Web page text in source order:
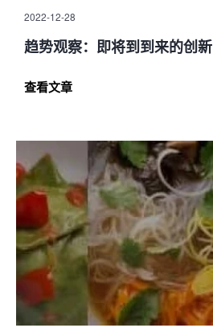
2022-12-28
趋势观察：即将到到来的创新
查看文章